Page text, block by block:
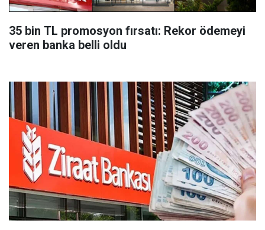
35 bin TL promosyon fırsatı: Rekor ödemeyi
veren banka belli oldu